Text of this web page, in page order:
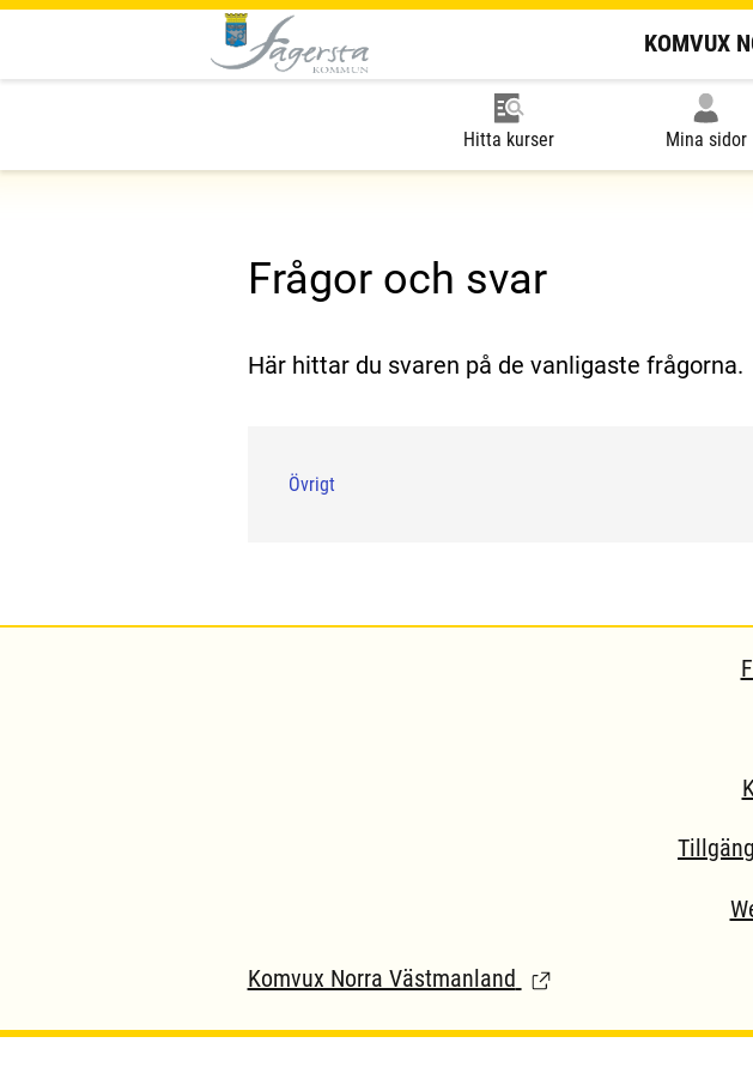
KOMVUX
Hitta kurser Mina sidor
Frågor och svar
Här hittar du svaren på de vanligaste frågorna.
Övrigt
Komvux Norra Västmanland (Länk till extern sida.)